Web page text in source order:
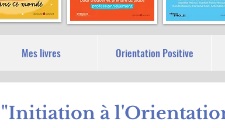
Mes livres Orientation Positive
à